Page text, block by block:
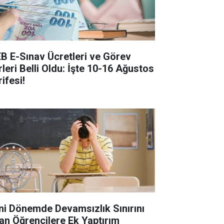
E-Sınav Ücretleri ve Görev
Belli Oldu: İşte 10-16 Ağustos
Dönemde Devamsızlık Sınırını
Öğrencilere Ek Yaptırım